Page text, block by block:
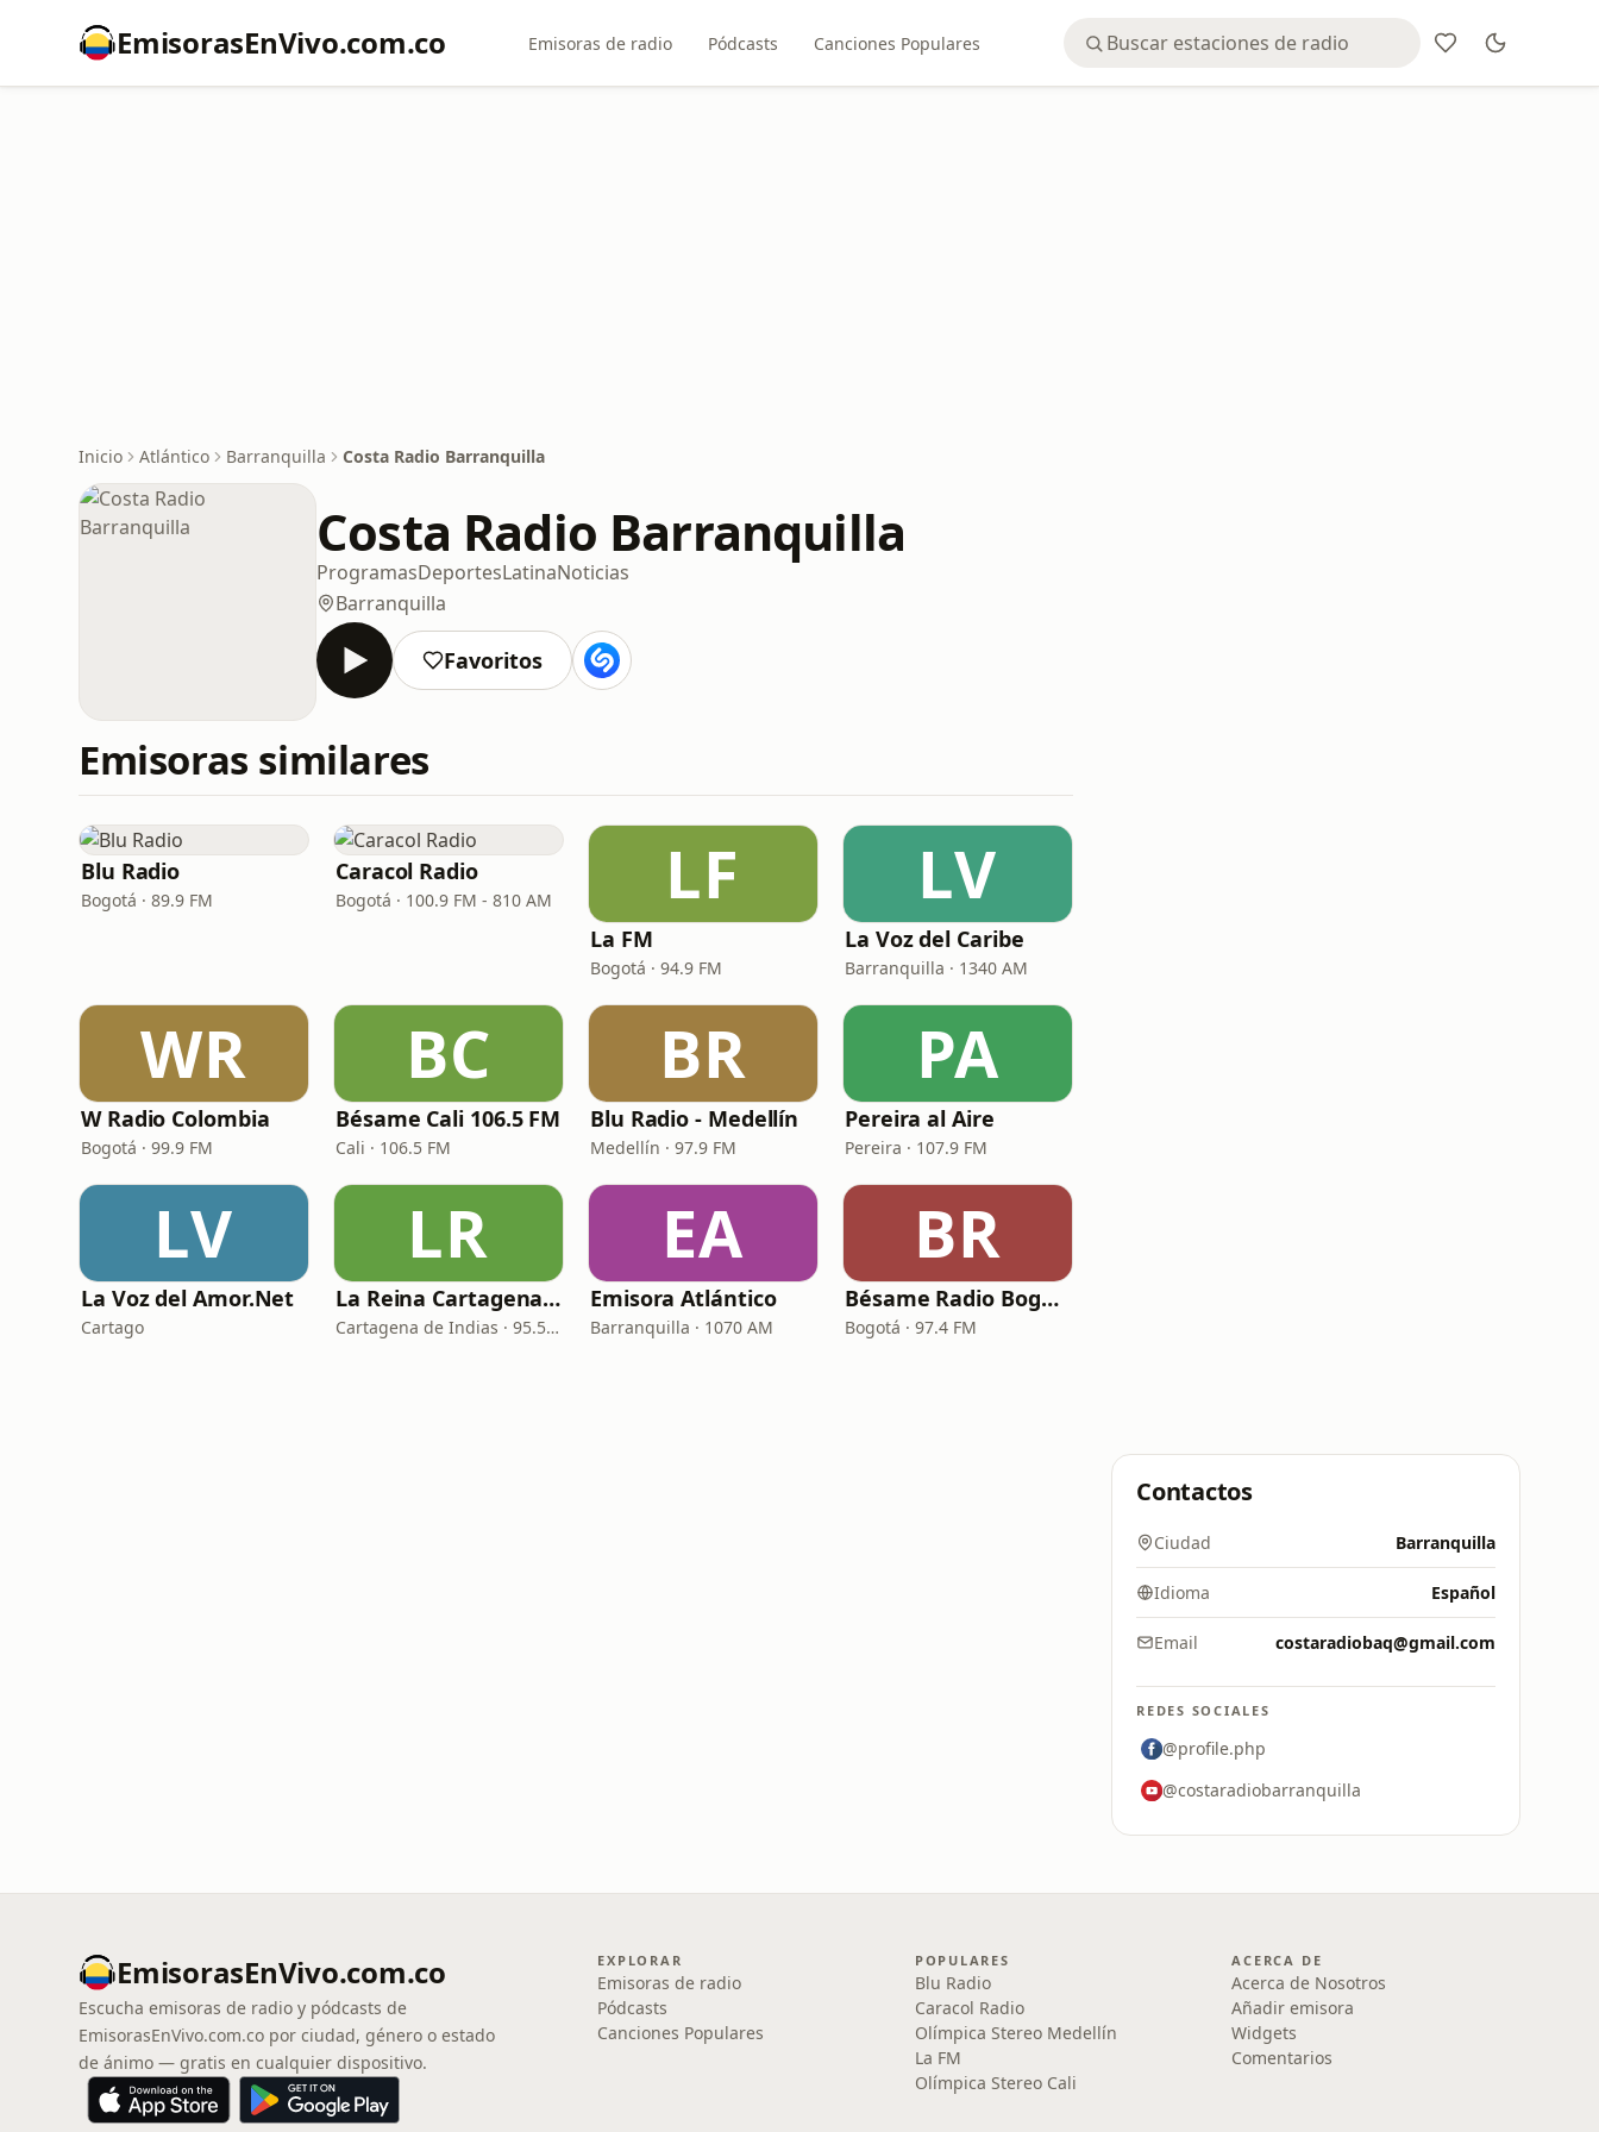
EmisorasEnVivo.com.co Emisoras de radio Pódcasts Canciones Populares
Inicio Atlántico Barranquilla Costa Radio Barranquilla
Costa Radio Barranquilla
ProgramasDeportesLatinaNoticias
Barranquilla
Favoritos
Emisoras similares
Blu Radio
Bogotá · 89.9 FM
Caracol Radio
Bogotá · 100.9 FM - 810 AM LF
La FM
Bogotá · 94.9 FM
LV
La Voz del Caribe
Barranquilla · 1340 AM
WR
W Radio Colombia
Bogotá · 99.9 FM
BC
Bésame Cali 106.5 FM
Cali · 106.5 FM
BR
Blu Radio - Medellín
Medellín · 97.9 FM
PA
Pereira al Aire
Pereira · 107.9 FM
LV
La Voz del Amor.Net
Cartago
LR
La Reina Cartagena de Indias
Cartagena de Indias · 95.5 FM
EA
Emisora Atlántico
Barranquilla · 1070 AM
BR
Bésame Radio Bogotá
Bogotá · 97.4 FM
Contactos
Ciudad Barranquilla
Idioma Español
Email costaradiobaq@gmail.com
REDES SOCIALES
@profile.php
@costaradiobarranquilla
EmisorasEnVivo.com.co
Escucha emisoras de radio y pódcasts de
EmisorasEnVivo.com.co por ciudad, género o estado
de ánimo — gratis en cualquier dispositivo.
EXPLORAR
Emisoras de radio
Pódcasts
Canciones Populares
POPULARES
Blu Radio
Caracol Radio
Olímpica Stereo Medellín
La FM
Olímpica Stereo Cali
ACERCA DE
Acerca de Nosotros
Añadir emisora
Widgets
Comentarios